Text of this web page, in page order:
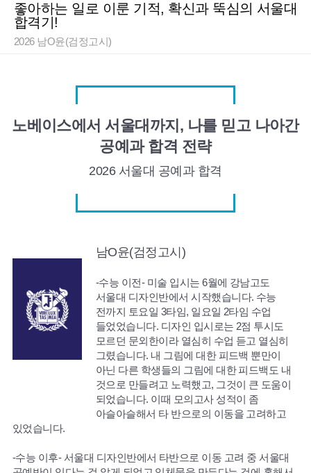
좋아하는 일로 이룬 기적, 확신과 뚝심의 서울대
합격기!
2026 남O윤(검정고시)
노베이스에서 서울대까지, 나를 믿고 나아간
공예과 합격 전략
2026 서울대 공예과 합격
남O윤(검정고시)
-수능 이전- 미술 입시는 6월에 강남고도
서울대 디자인반에서 시작했습니다. 수능
전까지 토요일 3타임, 일요일 2타임 수업
들었었습니다. 디자인 입시로는 2점 투시도
모르던 문외한이라 열심히 수업 듣고 열심히
그렸습니다. 내 그림에 대한 피드백 뿐만이
아닌 다른 학생들의 그림에 대한 피드백도 내
것으로 만들려고 노력했고, 그것이 큰 도움이
되었습니다. 이때 모의고사 성적이 좀
아슬아슬해서 타 반으로의 이동을 고려하고
있었습니다.
-수능 이후- 서울대 디자인반에서 타반으로 이동 고려 중 서울대